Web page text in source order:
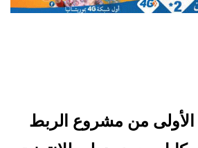
الأولى من مشروع الربط